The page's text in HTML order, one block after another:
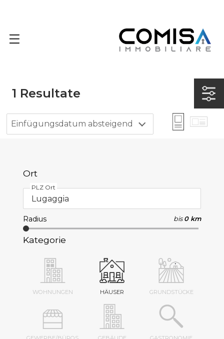
1 Resultate
Einfügungsdatum absteigend
Ort
PLZ Ort
Radius bis 0 km
Kategorie
WOHNUNGEN HÄUSER GRUNDSTÜCKE